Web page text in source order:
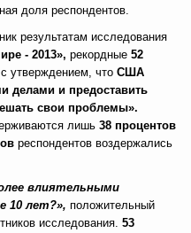
доля респондентов.
результатам исследования
- 2013», рекордные 52
утверждением, что США
делами и предоставить
свои проблемы».
лишь 38 процентов
респондентов воздержались
влиятельными
10 лет?», положительный
исследования. 53